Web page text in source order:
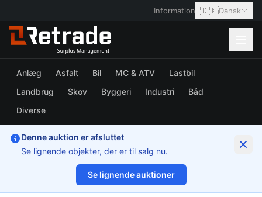
Information 🇩🇰Dansk
Anlæg Asfalt Bil MC & ATV
Lastbil
Landbrug
Skov Byggeri Industri
Båd
Diverse
Denne auktion er afsluttet
Se lignende objekter, der er til salg nu.
Se lignende auktioner
1/2